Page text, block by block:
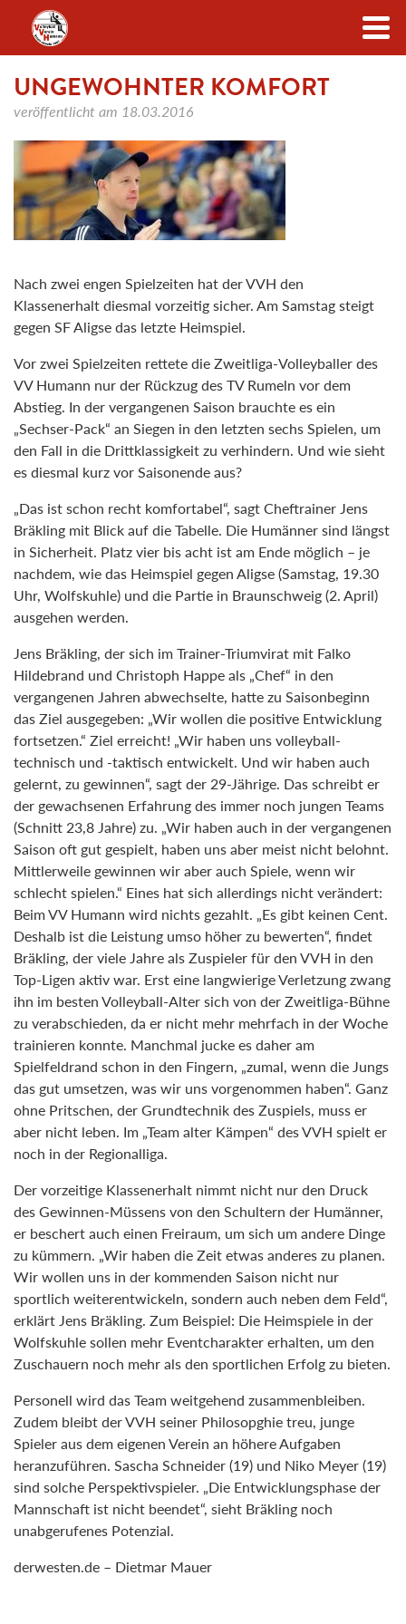
Zum Inhalt
UNGEWOHNTER KOMFORT
veröffentlicht am 18.03.2016
Nach zwei engen Spielzeiten hat der VVH den
Klassenerhalt diesmal vorzeitig sicher. Am Samstag steigt
gegen SF Aligse das letzte Heimspiel.
Vor zwei Spielzeiten rettete die Zweitliga-Volleyballer des
VV Humann nur der Rückzug des TV Rumeln vor dem
Abstieg. In der vergangenen Saison brauchte es ein
„Sechser-Pack“ an Siegen in den letzten sechs Spielen, um
den Fall in die Drittklassigkeit zu verhindern. Und wie sieht
es diesmal kurz vor Saisonende aus?
„Das ist schon recht komfortabel“, sagt Cheftrainer Jens
Bräkling mit Blick auf die Tabelle. Die Humänner sind längst
in Sicherheit. Platz vier bis acht ist am Ende möglich – je
nachdem, wie das Heimspiel gegen Aligse (Samstag, 19.30
Uhr, Wolfskuhle) und die Partie in Braunschweig (2. April)
ausgehen werden.
Jens Bräkling, der sich im Trainer-Triumvirat mit Falko
Hildebrand und Christoph Happe als „Chef“ in den
vergangenen Jahren abwechselte, hatte zu Saisonbeginn
das Ziel ausgegeben: „Wir wollen die positive Entwicklung
fortsetzen.“ Ziel erreicht! „Wir haben uns volleyball-
technisch und -taktisch entwickelt. Und wir haben auch
gelernt, zu gewinnen“, sagt der 29-Jährige. Das schreibt er
der gewachsenen Erfahrung des immer noch jungen Teams
(Schnitt 23,8 Jahre) zu. „Wir haben auch in der vergangenen
Saison oft gut gespielt, haben uns aber meist nicht belohnt.
Mittlerweile gewinnen wir aber auch Spiele, wenn wir
schlecht spielen.“ Eines hat sich allerdings nicht verändert:
Beim VV Humann wird nichts gezahlt. „Es gibt keinen Cent.
Deshalb ist die Leistung umso höher zu bewerten“, findet
Bräkling, der viele Jahre als Zuspieler für den VVH in den
Top-Ligen aktiv war. Erst eine langwierige Verletzung zwang
ihn im besten Volleyball-Alter sich von der Zweitliga-Bühne
zu verabschieden, da er nicht mehr mehrfach in der Woche
trainieren konnte. Manchmal jucke es daher am
Spielfeldrand schon in den Fingern, „zumal, wenn die Jungs
das gut umsetzen, was wir uns vorgenommen haben“. Ganz
ohne Pritschen, der Grundtechnik des Zuspiels, muss er
aber nicht leben. Im „Team alter Kämpen“ des VVH spielt er
noch in der Regionalliga.
Der vorzeitige Klassenerhalt nimmt nicht nur den Druck
des Gewinnen-Müssens von den Schultern der Humänner,
er beschert auch einen Freiraum, um sich um andere Dinge
zu kümmern. „Wir haben die Zeit etwas anderes zu planen.
Wir wollen uns in der kommenden Saison nicht nur
sportlich weiterentwickeln, sondern auch neben dem Feld“,
erklärt Jens Bräkling. Zum Beispiel: Die Heimspiele in der
Wolfskuhle sollen mehr Eventcharakter erhalten, um den
Zuschauern noch mehr als den sportlichen Erfolg zu bieten.
Personell wird das Team weitgehend zusammenbleiben.
Zudem bleibt der VVH seiner Philosopghie treu, junge
Spieler aus dem eigenen Verein an höhere Aufgaben
heranzuführen. Sascha Schneider (19) und Niko Meyer (19)
sind solche Perspektivspieler. „Die Entwicklungsphase der
Mannschaft ist nicht beendet“, sieht Bräkling noch
unabgerufenes Potenzial.
derwesten.de – Dietmar Mauer